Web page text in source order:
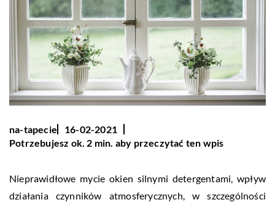
na-tapecie
16-02-2021
Potrzebujesz ok. 2 min. aby przeczytać ten wpis
Nieprawidłowe mycie okien silnymi detergentami, wpływ
działania czynników atmosferycznych, w szczególności